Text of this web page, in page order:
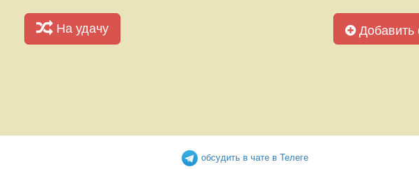
На удачу Добавить
обсудить в чате в Телеге